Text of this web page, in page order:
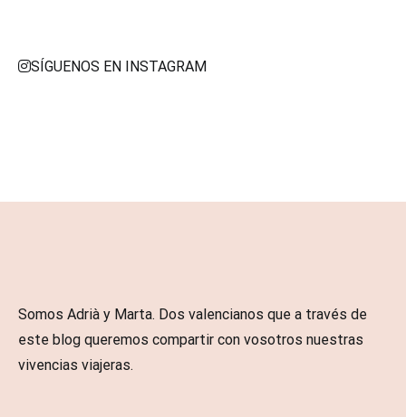
SÍGUENOS EN INSTAGRAM
Somos Adrià y Marta. Dos valencianos que a través de
este blog queremos compartir con vosotros nuestras
vivencias viajeras.